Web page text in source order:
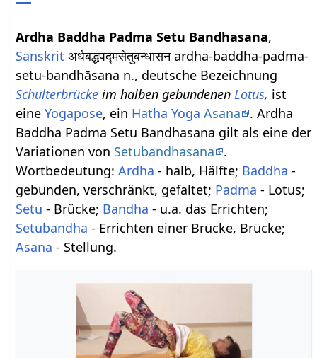
Ardha Baddha Padma Setu Bandhasana,
Sanskrit अर्धबद्धपद्मसेतुबन्धासन ardha-baddha-padma-
setu-bandhāsana n., deutsche Bezeichnung
Schulterbrücke im halben gebundenenLotus, ist
eineYogapose, ein Hatha Yoga Asana
. Ardha
Baddha Padma Setu Bandhasana gilt als eine der
Variationen von Setubandhasana
.
Wortbedeutung:Ardha - halb, Hälfte; Baddha -
gebunden, verschränkt, gefaltet; Padma - Lotus;
Setu - Brücke; Bandha - u.a. das Errichten;
Setubandha - Errichten einer Brücke, Brücke;
Asana - Stellung.